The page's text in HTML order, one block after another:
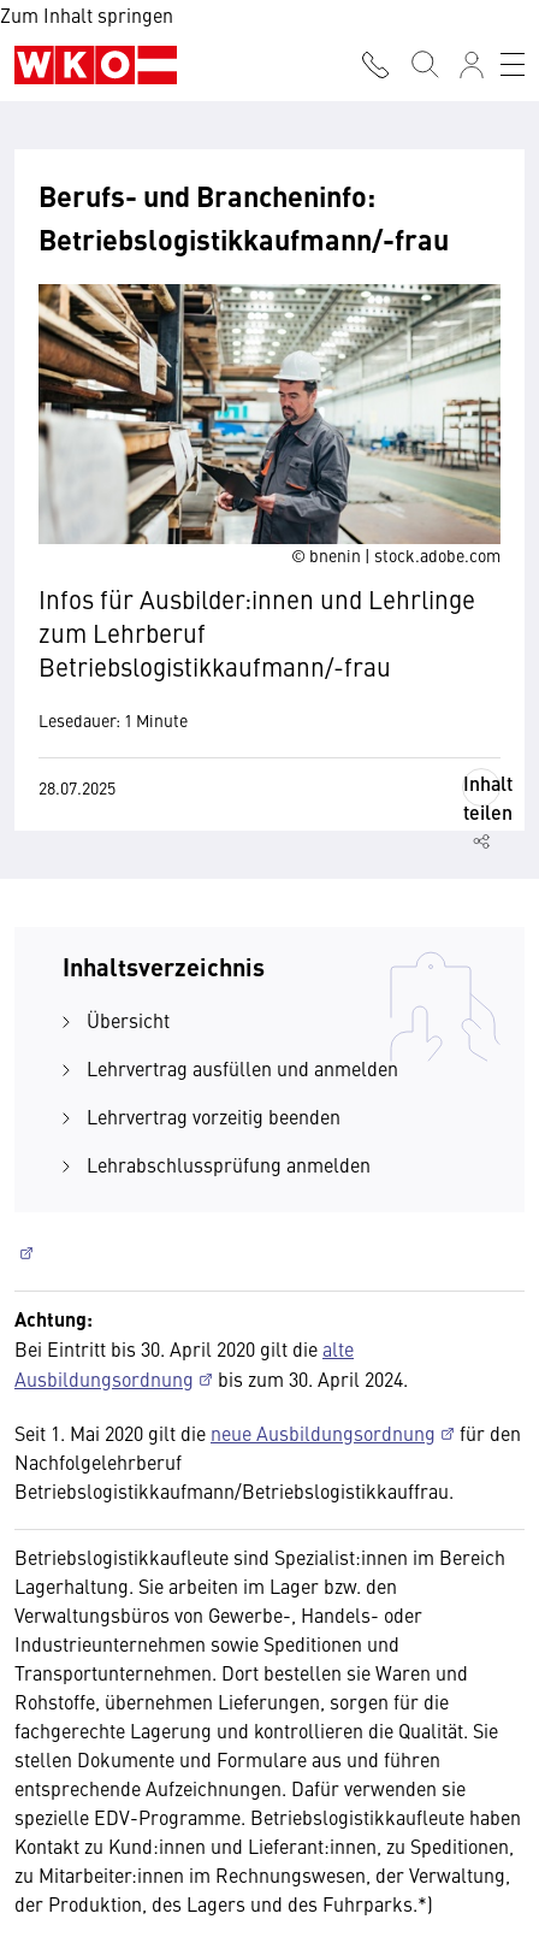
Zum Inhalt springen
© bnenin | stock.adobe.com
Berufs- und Brancheninfo:
Betriebslogistikkaufmann/-frau
Infos für Ausbilder:innen und Lehrlinge
zum Lehrberuf
Betriebslogistikkaufmann/-frau
Lesedauer: 1 Minute
28.07.2025
Inhalt
teilen
Inhaltsverzeichnis
Übersicht
Lehrvertrag ausfüllen und anmelden
Lehrvertrag vorzeitig beenden
Lehrabschlussprüfung anmelden
Achtung:
Bei Eintritt bis 30. April 2020 gilt diealte
Ausbildungsordnung
bis zum 30. April 2024.
Seit 1. Mai 2020 gilt die neue Ausbildungsordnung
für den
Nachfolgelehrberuf
Betriebslogistikkaufmann/Betriebslogistikkauffrau.
Betriebslogistikkaufleute sind Spezialist:innen im Bereich
Lagerhaltung. Sie arbeiten im Lager bzw. den
Verwaltungsbüros von Gewerbe-, Handels- oder
Industrieunternehmen sowie Speditionen und
Transportunternehmen. Dort bestellen sie Waren und
Rohstoffe, übernehmen Lieferungen, sorgen für die
fachgerechte Lagerung und kontrollieren die Qualität. Sie
stellen Dokumente und Formulare aus und führen
entsprechende Aufzeichnungen. Dafür verwenden sie
spezielle EDV-Programme. Betriebslogistikkaufleute haben
Kontakt zu Kund:innen und Lieferant:innen, zu Speditionen,
zu Mitarbeiter:innen im Rechnungswesen, der Verwaltung,
der Produktion, des Lagers und des Fuhrparks.*)